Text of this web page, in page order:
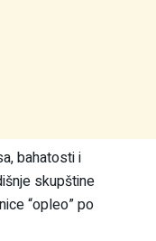
bahatosti i
skupštine
“opleo” po